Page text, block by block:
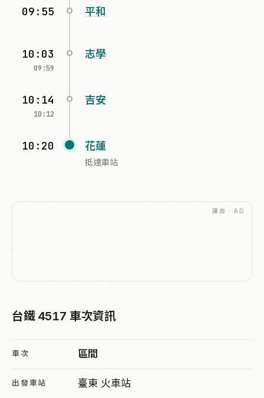
09:55 平和
10:03
09:59
志學
10:14
10:12
吉安
10:20 花蓮
抵達車站
廣告 · AD
台鐵 4517 車次資訊
車次 區間
出發車站 臺東 火車站